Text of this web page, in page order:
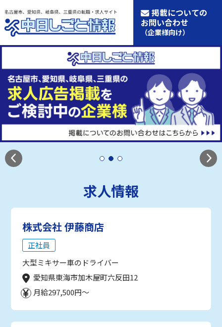
掲載についての
お問い合わせ
（企業様向け）
求人情報
株式会社 伊藤商店
正社員
大型ミキサー車のドライバー
愛知県東海市加木屋町六反田12
月給297,500円～